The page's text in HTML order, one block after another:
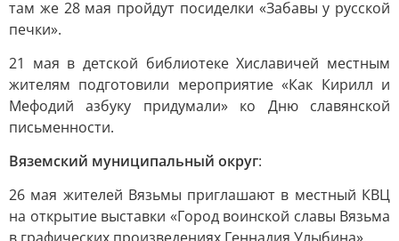
там же 28 мая пройдут посиделки «Забавы у русской
печки».
21 мая в детской библиотеке Хиславичей местным
жителям подготовили мероприятие «Как Кирилл и
Мефодий азбуку придумали» ко Дню славянской
письменности.
Вяземский муниципальный округ:
26 мая жителей Вязьмы приглашают в местный КВЦ
на открытие выставки «Город воинской славы Вязьма